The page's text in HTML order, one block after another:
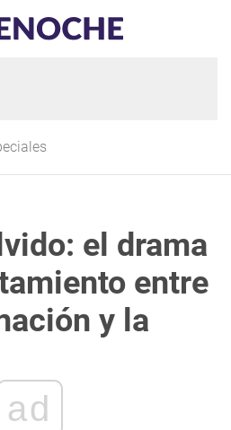
el drama
entre
y la
ad